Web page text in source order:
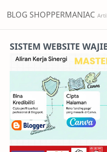
BLOG SHOPPERMANIAC
SISTEM WEBSITE